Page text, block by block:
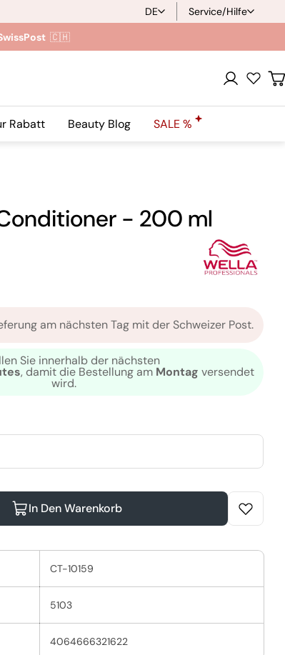
S
p
a
DE
Service/Hilfe
🇨🇭
Anmeldung
Rabatt Beauty Blog SALE %
- 200 ml
am nächsten Tag mit der Schweizer Post.
Sie innerhalb der nächsten
, damit die Bestellung am Montag versendet
wird.
Conditioner Verringern
Hydrate Conditioner Erhöhen
In Den Warenkorb
CT-10159
5103
4064666321622